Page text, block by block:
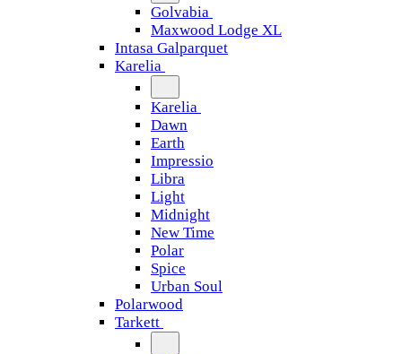
Golvabia
Maxwood Lodge XL
Intasa Galparquet
Karelia
Karelia
Dawn
Earth
Impressio
Libra
Light
Midnight
New Time
Polar
Spice
Urban Soul
Polarwood
Tarkett